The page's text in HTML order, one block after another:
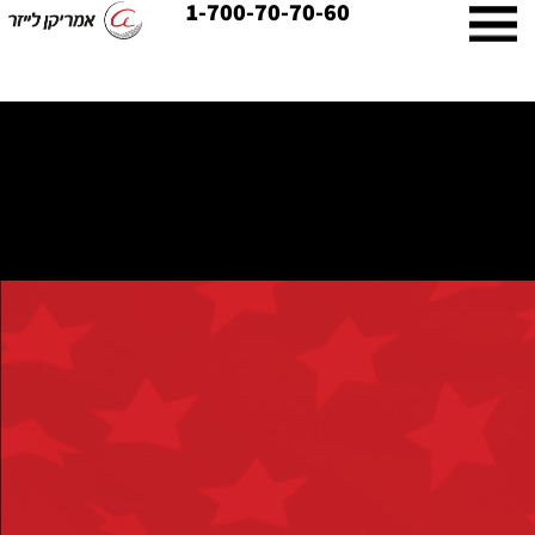
דילוג
לתוכן
1-700-70-70-60